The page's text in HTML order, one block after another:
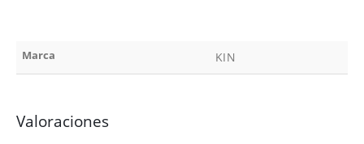
Marca KIN
Valoraciones